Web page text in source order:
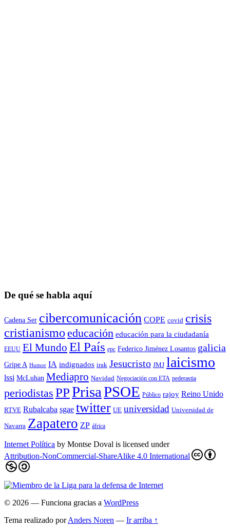
De qué se habla aquí
Cadena Ser cibercomunicación COPE covid crisis
cristianismo educación educación para la ciudadaní­a
EEUU El Mundo El País epc Federico Jiménez Losantos galicia
Gripe A Humor IA indignados irak Jesucristo JMJ laicismo
lssi McLuhan Mediapro Navidad Negociación con ETA pederastia
periodistas PPPrisaPSOE Público rajoy Reino Unido
RTVE Rubalcaba sgae twitter UE universidad Universidad de
Navarra Zapatero ZP áfrica
Internet Política by Montse Doval is licensed under
Attribution-NonCommercial-ShareAlike 4.0 International
© 2026 — Funciona gracias a WordPress
Tema realizado porAnders Noren — Ir arriba ↑